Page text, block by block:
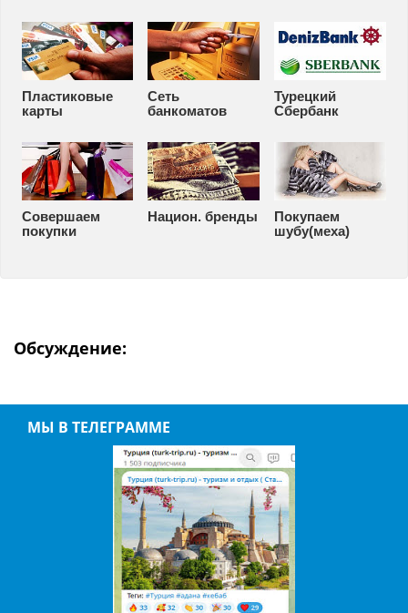
Пластиковые
карты
Сеть
банкоматов
Турецкий
Сбербанк
Совершаем
покупки
Национ. бренды
Покупаем
шубу(меха)
Обсуждение:
МЫ В ТЕЛЕГРАММЕ